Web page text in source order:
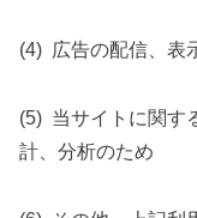
(4) 広告の配信、表
(5) 当サイトに関す
計、分析のため